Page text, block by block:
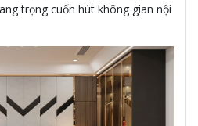
trọng cuốn hút không gian nội